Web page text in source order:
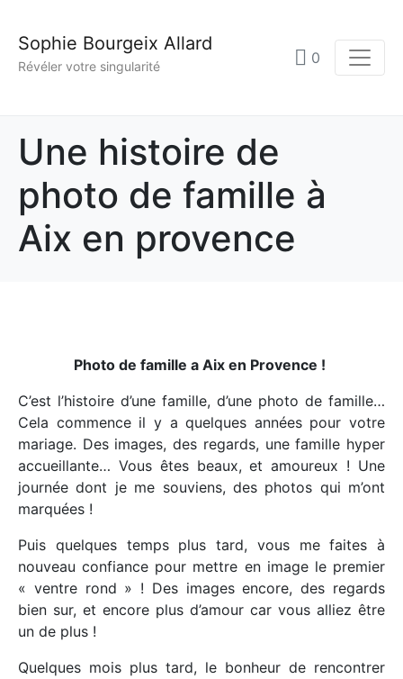
Sophie Bourgeix Allard
Révéler votre singularité 0
Une histoire de
photo de famille à
Aix en provence
Photo de famille a Aix en Provence !
C’est l’histoire d’une famille, d’une photo de famille…
Cela commence il y a quelques années pour votre
mariage. Des images, des regards, une famille hyper
accueillante… Vous êtes beaux, et amoureux ! Une
journée dont je me souviens, des photos qui m’ont
marquées !
Puis quelques temps plus tard, vous me faites à
nouveau confiance pour mettre en image le premier
« ventre rond » ! Des images encore, des regards
bien sur, et encore plus d’amour car vous alliez être
un de plus !
Quelques mois plus tard, le bonheur de rencontrer